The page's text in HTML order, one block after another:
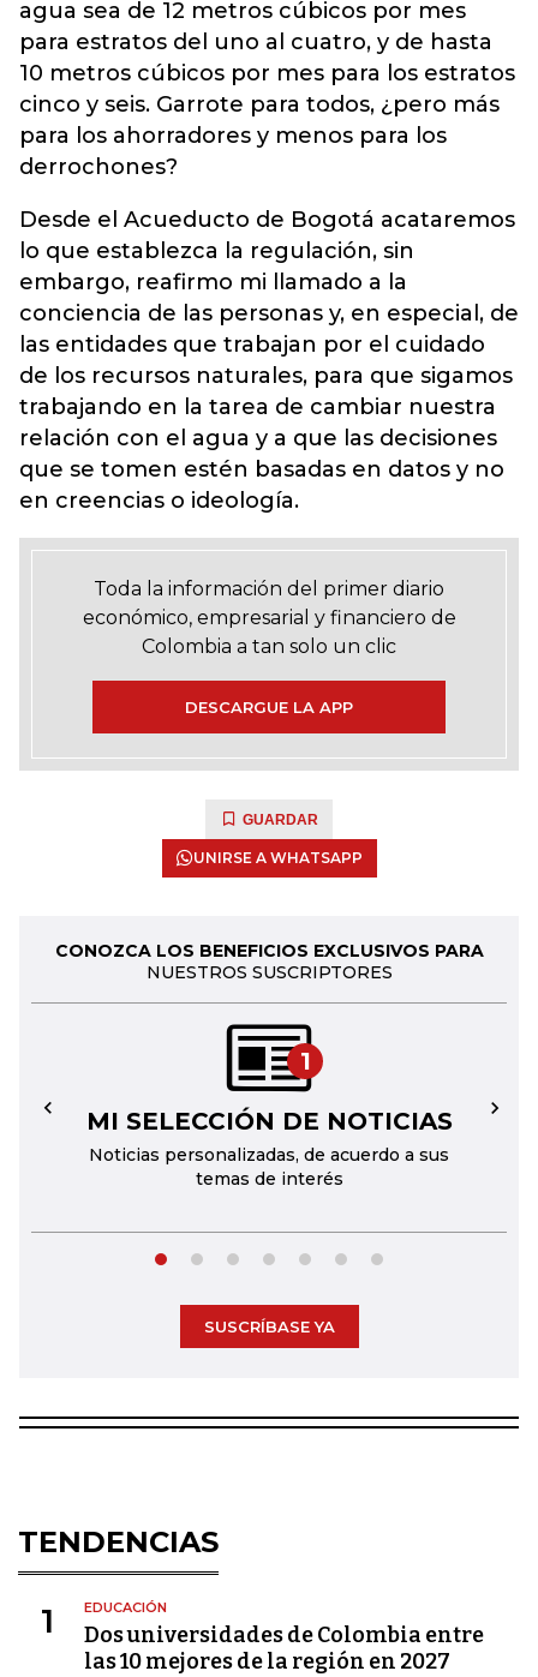
agua sea de 12 metros cúbicos por mes
para estratos del uno al cuatro, y de hasta
10 metros cúbicos por mes para los estratos
cinco y seis. Garrote para todos, ¿pero más
para los ahorradores y menos para los
derrochones?
Desde el Acueducto de Bogotá acataremos
lo que establezca la regulación, sin
embargo, reafirmo mi llamado a la
conciencia de las personas y, en especial, de
las entidades que trabajan por el cuidado
de los recursos naturales, para que sigamos
trabajando en la tarea de cambiar nuestra
relación con el agua y a que las decisiones
que se tomen estén basadas en datos y no
en creencias o ideología.
Toda la información del primer diario
económico, empresarial y financiero de
Colombia a tan solo un clic
DESCARGUE LA APP
GUARDAR
UNIRSE A WHATSAPP
CONOZCA LOS BENEFICIOS EXCLUSIVOS PARA
NUESTROS SUSCRIPTORES
1
MI SELECCIÓN DE NOTICIAS
Noticias personalizadas, de acuerdo a sus
temas de interés
← →
SUSCRÍBASE YA
TENDENCIAS
1 EDUCACIÓN
Dos universidades de Colombia entre
las 10 mejores de la región en 2027